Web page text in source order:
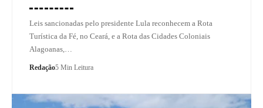
Leis sancionadas pelo presidente Lula reconhecem a Rota
Turística da Fé, no Ceará, e a Rota das Cidades Coloniais
Alagoanas,…
Redação5 Min Leitura